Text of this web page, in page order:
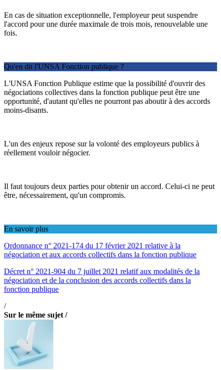
En cas de situation exceptionnelle, l'employeur peut suspendre
l'accord pour une durée maximale de trois mois, renouvelable une
fois.
Qu'en dit l'UNSA Fonction publique ?
L'UNSA Fonction Publique estime que la possibilité d'ouvrir des
négociations collectives dans la fonction publique peut être une
opportunité, d'autant qu'elles ne pourront pas aboutir à des accords
moins-disants.
L'un des enjeux repose sur la volonté des employeurs publics à
réellement vouloir négocier.
Il faut toujours deux parties pour obtenir un accord. Celui-ci ne peut
être, nécessairement, qu'un compromis.
En savoir plus
Ordonnance n° 2021-174 du 17 février 2021 relative à la
négociation et aux accords collectifs dans la fonction publique
Décret n° 2021-904 du 7 juillet 2021 relatif aux modalités de la
négociation et de la conclusion des accords collectifs dans la
fonction publique
/
Sur le même sujet /